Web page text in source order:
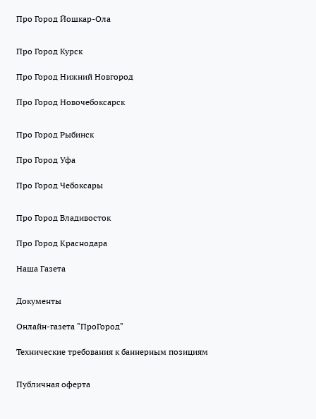
Про Город Йошкар-Ола
Про Город Курск
Про Город Нижний Новгород
Про Город Новочебоксарск
Про Город Рыбинск
Про Город Уфа
Про Город Чебоксары
Про Город Владивосток
Про Город Краснодара
Наша Газета
Документы
Онлайн-газета "ПроГород"
Технические требования к баннерным позициям
Публичная оферта